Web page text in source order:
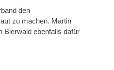
den
zu machen. Martin
Bierwald ebenfalls dafür